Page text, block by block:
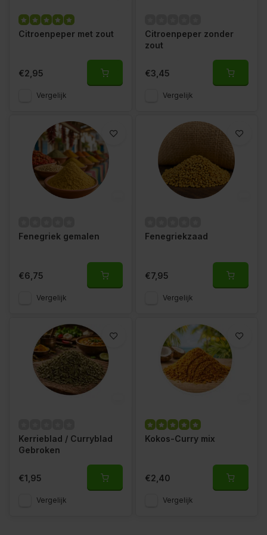
Citroenpeper met zout
€2,95
Vergelijk
Citroenpeper zonder
zout
€3,45
Vergelijk
Fenegriek gemalen
€6,75
Vergelijk
Fenegriekzaad
€7,95
Vergelijk
Kerrieblad / Curryblad
Gebroken
€1,95
Vergelijk
Kokos-Curry mix
€2,40
Vergelijk